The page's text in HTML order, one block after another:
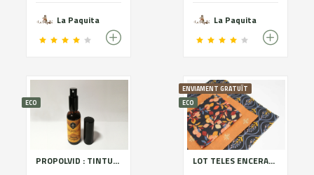
La Paquita
que produeixen La
aconsegueixen
La Paquita
ECO
PROPOLVID : TINTURA DE PRÒPOLIS
ENVIAMENT GRATUÏT
ECO
LOT TELES ENCERADES per embolcallar aliments - 3u talles S, M i L